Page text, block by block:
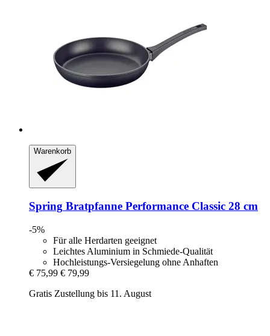
Warenkorb
Spring Bratpfanne Performance Classic 28 cm
-5%
Für alle Herdarten geeignet
Leichtes Aluminium in Schmiede-Qualität
Hochleistungs-Versiegelung ohne Anhaften
€ 75,99 € 79,99
Gratis Zustellung bis 11. August